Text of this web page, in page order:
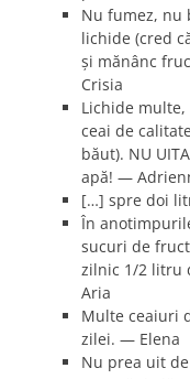
Nu fumez, nu
lichide (cred
şi mănânc
Crisia
Lichide
ceai de
băut). NU
apă! —
[…] spre doi
În
sucuri de
zilnic 1/2 litru
Aria
Multe ceaiuri
zilei. — Elena
Nu prea uit